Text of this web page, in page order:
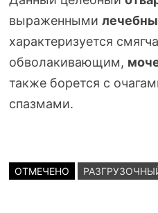
выраженными
характеризуется
обволакивающим,
также борется с
спазмами.
ОТМЕЧЕНО